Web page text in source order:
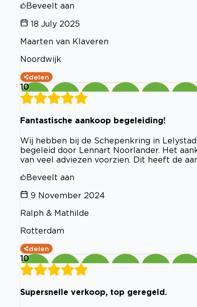
Beveelt aan
18 July 2025
Maarten van Klaveren
Noordwijk
delen
10
Fantastische aankoop begeleiding!
Wij hebben bij de Schepenkring in
begeleid door Lennart Noorlander. Het
van veel adviezen voorzien. Dit heeft de
Beveelt aan
9 November 2024
Ralph & Mathilde
Rotterdam
delen
10
Supersnelle verkoop, top geregeld.